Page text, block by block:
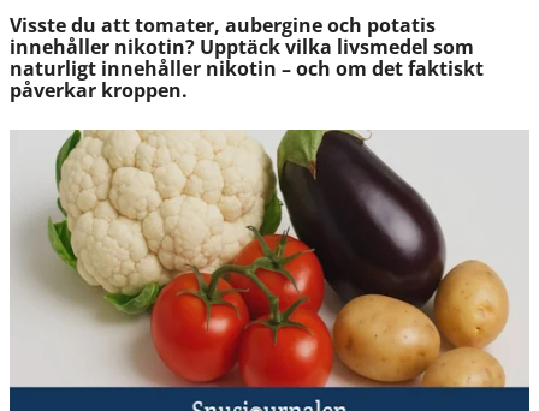
Visste du att tomater, aubergine och potatis
innehåller nikotin? Upptäck vilka livsmedel som
naturligt innehåller nikotin – och om det faktiskt
påverkar kroppen.